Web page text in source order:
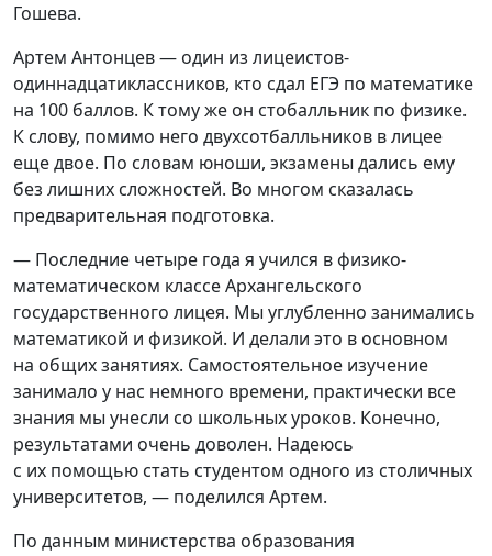
Гошева.
Артем Антонцев — один из лицеистов-
одиннадцатиклассников, кто сдал ЕГЭ по математике
на 100 баллов. К тому же он стобалльник по физике.
К слову, помимо него двухсотбалльников в лицее
еще двое. По словам юноши, экзамены дались ему
без лишних сложностей. Во многом сказалась
предварительная подготовка.
— Последние четыре года я учился в физико-
математическом классе Архангельского
государственного лицея. Мы углубленно занимались
математикой и физикой. И делали это в основном
на общих занятиях. Самостоятельное изучение
занимало у нас немного времени, практически все
знания мы унесли со школьных уроков. Конечно,
результатами очень доволен. Надеюсь
с их помощью стать студентом одного из столичных
университетов, — поделился Артем.
По данным министерства образования